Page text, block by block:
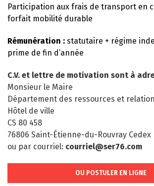
Participation aux frais de transport en
forfait mobilité durable
Rémunération : statutaire + régime
prime de fin d’année
C.V. et lettre de motivation sont à
Monsieur le Maire
Département des ressources et
Hôtel de ville
CS 80 458
76806 Saint-Étienne-du-Rouvray Cedex
ou par courriel: courriel@ser76.com
OU POSTULER EN LIGNE